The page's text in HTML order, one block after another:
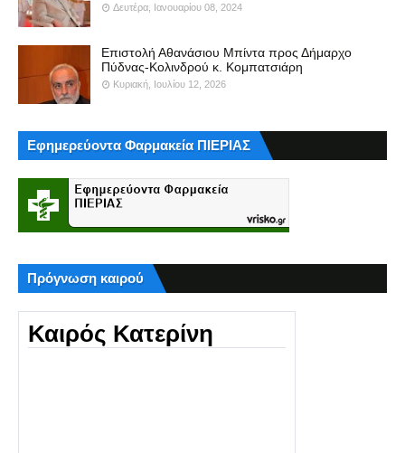
Δευτέρα, Ιανουαρίου 08, 2024
Επιστολή Αθανάσιου Μπίντα προς Δήμαρχο
Πύδνας-Κολινδρού κ. Κομπατσιάρη
Κυριακή, Ιουλίου 12, 2026
Εφημερεύοντα Φαρμακεία ΠΙΕΡΙΑΣ
Πρόγνωση καιρού
Καιρός Κατερίνη